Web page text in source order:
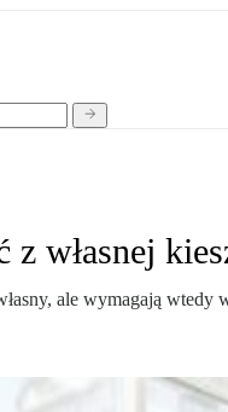
z własnej
ale wymagają wtedy